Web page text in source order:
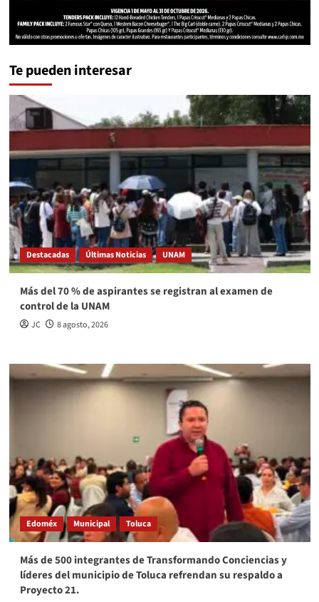
Te pueden interesar
Destacadas Últimas Noticias UNAM
Más del 70 % de aspirantes se registran al examen de
control de la UNAM
JC 8 agosto, 2026
Edoméx Municipal Toluca
Más de 500 integrantes de Transformando Conciencias y
líderes del municipio de Toluca refrendan su respaldo a
Proyecto 21.